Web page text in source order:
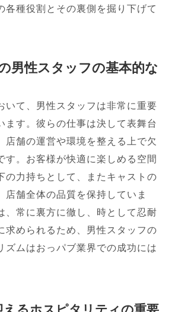
n
各種役割とその裏側を掘り下げて
男性スタッフの基本的な
いて、男性スタッフは非常に重要
ます。彼らの仕事は決して表舞台
店舗の運営や環境を整える上で欠
す。お客様が快適に楽しめる空間
の力持ちとして、またキャストの
店舗全体の品質を保持していま
、常に裏方に徹し、時として忍耐
求められるため、男性スタッフの
ズムはおっパブ業界での成功には